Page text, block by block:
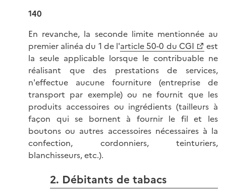
140
En revanche, la seconde limite mentionnée au
premier alinéa du 1 de l'article 50-0 du CGI
est
la seule applicable lorsque le contribuable ne
réalisant que des prestations de services,
n'effectue aucune fourniture (entreprise de
transport par exemple) ou ne fournit que les
produits accessoires ou ingrédients (tailleurs à
façon qui se bornent à fournir le fil et les
boutons ou autres accessoires nécessaires à la
confection, cordonniers, teinturiers,
blanchisseurs, etc.).
2. Débitants de tabacs